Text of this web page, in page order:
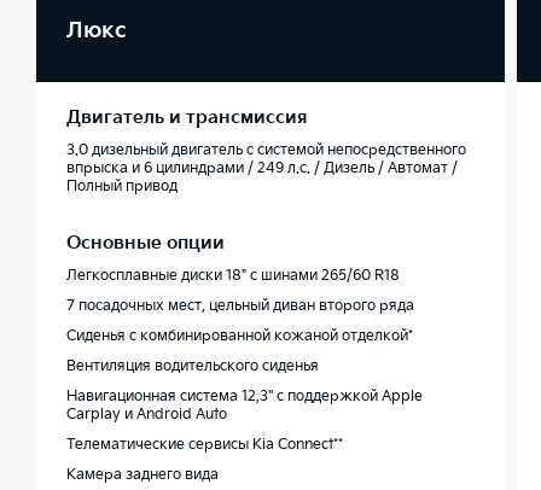
Люкс
Двигатель и трансмиссия
3.0 дизельный двигатель с системой непосредственного
впрыска и 6 цилиндрами / 249 л.с. / Дизель / Автомат /
Полный привод
Основные опции
Легкосплавные диски 18" с шинами 265/60 R18
7 посадочных мест, цельный диван второго ряда
Сиденья с комбинированной кожаной отделкой*
Вентиляция водительского сиденья
Навигационная система 12,3'' с поддержкой Apple
Carplay и Android Auto
Телематические сервисы Kia Connect**
Камера заднего вида